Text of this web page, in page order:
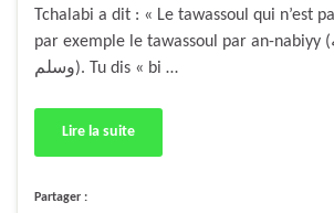
Tchalabi a dit : « Le tawassoul qui n’est
par exemple le tawassoul par an-nabiyy (صلى الله عليه
وسلم). Tu dis « bi …
Lire la suite
Partager :